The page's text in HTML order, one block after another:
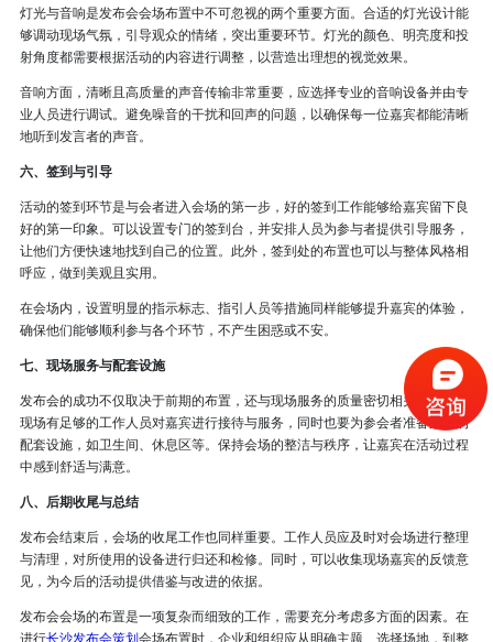
灯光与音响是发布会会场布置中不可忽视的两个重要方面。合适的灯光设计能
够调动现场气氛，引导观众的情绪，突出重要环节。灯光的颜色、明亮度和投
射角度都需要根据活动的内容进行调整，以营造出理想的视觉效果。
音响方面，清晰且高质量的声音传输非常重要，应选择专业的音响设备并由专
业人员进行调试。避免噪音的干扰和回声的问题，以确保每一位嘉宾都能清晰
地听到发言者的声音。
六、签到与引导
活动的签到环节是与会者进入会场的第一步，好的签到工作能够给嘉宾留下良
好的第一印象。可以设置专门的签到台，并安排人员为参与者提供引导服务，
让他们方便快速地找到自己的位置。此外，签到处的布置也可以与整体风格相
呼应，做到美观且实用。
在会场内，设置明显的指示标志、指引人员等措施同样能够提升嘉宾的体验，
确保他们能够顺利参与各个环节，不产生困惑或不安。
七、现场服务与配套设施
发布会的成功不仅取决于前期的布置，还与现场服务的质量密切相关。应保证
现场有足够的工作人员对嘉宾进行接待与服务，同时也要为参会者准备必要的
配套设施，如卫生间、休息区等。保持会场的整洁与秩序，让嘉宾在活动过程
中感到舒适与满意。
八、后期收尾与总结
发布会结束后，会场的收尾工作也同样重要。工作人员应及时对会场进行整理
与清理，对所使用的设备进行归还和检修。同时，可以收集现场嘉宾的反馈意
见，为今后的活动提供借鉴与改进的依据。
发布会会场的布置是一项复杂而细致的工作，需要充分考虑多方面的因素。在
进行长沙发布会策划会场布置时，企业和组织应从明确主题、选择场地，到整